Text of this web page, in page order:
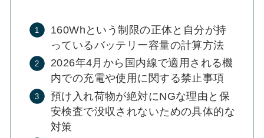
160Whという制限の正体と自分が持
っているバッテリー容量の計算方法
2026年4月から国内線で適用される機
内での充電や使用に関する禁止事項
預け入れ荷物が絶対にNGな理由と保
安検査で没収されないための具体的な
対策